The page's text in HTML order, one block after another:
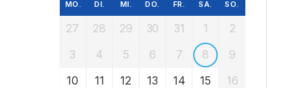
MO. DI. MI. DO. FR. SA. SO.
27 28 29 30 31 1
2
3
4 5 6 7 8
9
10
11 12 13 14 15
16